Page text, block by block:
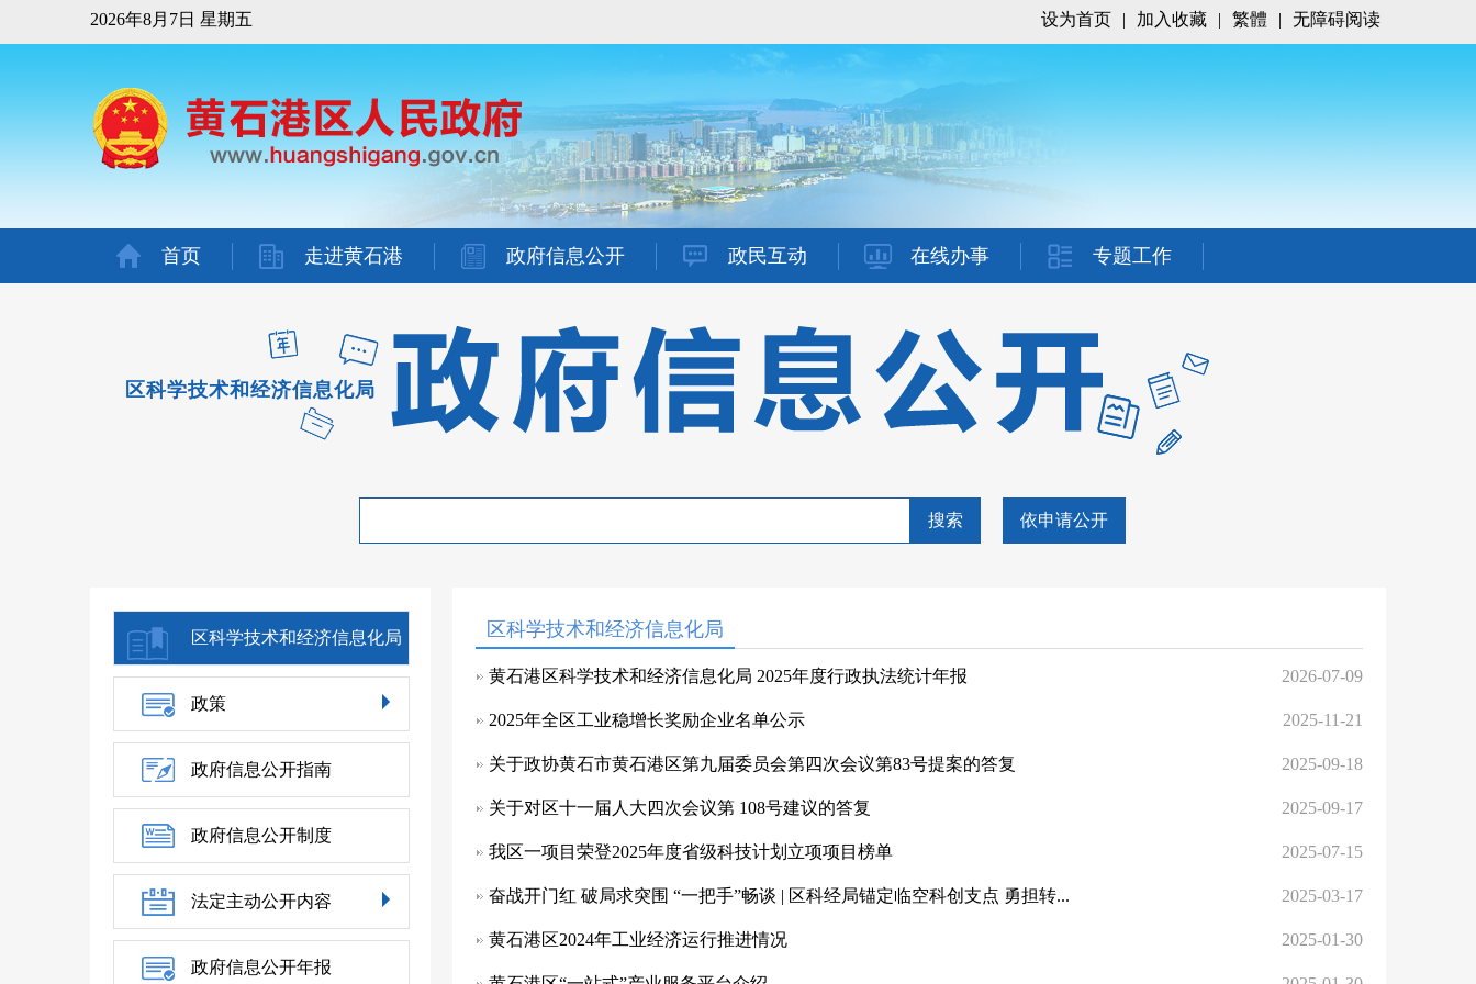
2026年8月7日 星期五 设为首页 | 加入收藏 | 繁體 | 无障碍阅读
首页 走进黄石港 政府信息公开 政民互动 在线办事 专题工作
区科学技术和经济信息化局
搜索 依申请公开
区科学技术和经济信息化局
政策
政府信息公开指南
政府信息公开制度
法定主动公开内容
政府信息公开年报
区科学技术和经济信息化局
黄石港区科学技术和经济信息化局 2025年度行政执法统计年报 2026-07-09
2025年全区工业稳增长奖励企业名单公示 2025-11-21
关于政协黄石市黄石港区第九届委员会第四次会议第83号提案的答复 2025-09-18
关于对区十一届人大四次会议第 108号建议的答复 2025-09-17
我区一项目荣登2025年度省级科技计划立项项目榜单 2025-07-15
奋战开门红 破局求突围 “一把手”畅谈 | 区科经局锚定临空科创支点 勇担转... 2025-03-17
黄石港区2024年工业经济运行推进情况 2025-01-30